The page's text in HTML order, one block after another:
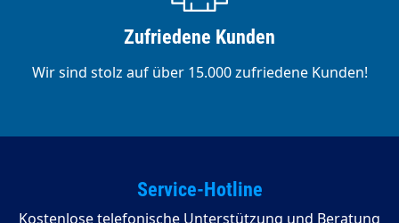
Zufriedene Kunden
Wir sind stolz auf über 15.000 zufriedene Kunden!
Service-Hotline
Kostenlose telefonische Unterstützung und Beratung